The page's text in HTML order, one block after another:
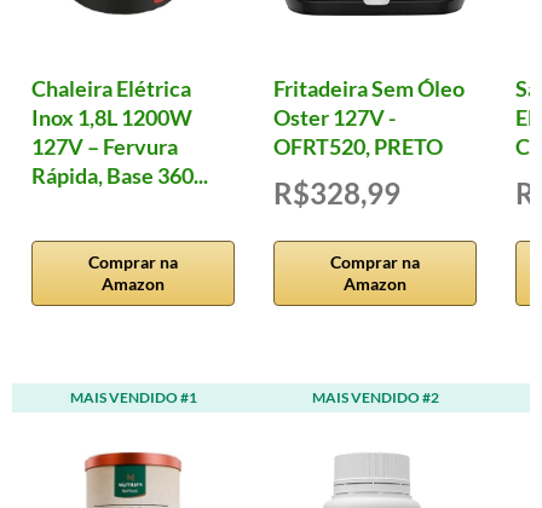
Chaleira Elétrica
Inox 1,8L 1200W
127V – Fervura
Rápida, Base 360...
Comprar na
Amazon
Fritadeira Sem Óleo
Oster 127V -
OFRT520, PRETO
R$328,99
Comprar na
Amazon
MAIS VENDIDO #1 MAIS VENDIDO #2